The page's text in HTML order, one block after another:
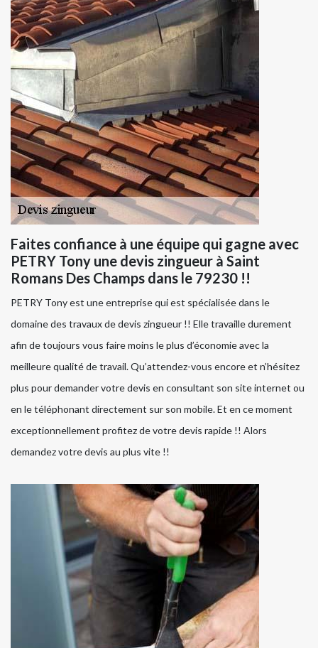
Faites confiance à une équipe qui gagne avec
PETRY Tony une devis zingueur à Saint
Romans Des Champs dans le 79230 !!
PETRY Tony est une entreprise qui est spécialisée dans le
domaine des travaux de devis zingueur !! Elle travaille durement
afin de toujours vous faire moins le plus d’économie avec la
meilleure qualité de travail. Qu’attendez-vous encore et n’hésitez
plus pour demander votre devis en consultant son site internet ou
en le téléphonant directement sur son mobile. Et en ce moment
exceptionnellement profitez de votre devis rapide !! Alors
demandez votre devis au plus vite !!